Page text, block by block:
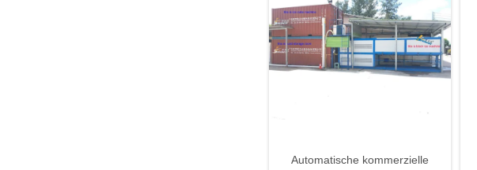
Automatische kommerzielle